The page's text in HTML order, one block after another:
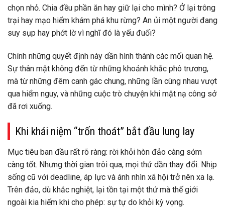
chọn nhỏ. Chia đều phần ăn hay giữ lại cho mình? Ở lại trông
trại hay mạo hiểm khám phá khu rừng? An ủi một người đang
suy sụp hay phớt lờ vì nghĩ đó là yếu đuối?
Chính những quyết định này dần hình thành các mối quan hệ.
Sự thân mật không đến từ những khoảnh khắc phô trương,
mà từ những đêm canh gác chung, những lần cùng nhau vượt
qua hiểm nguy, và những cuộc trò chuyện khi mặt nạ công sở
đã rơi xuống.
Khi khái niệm “trốn thoát” bắt đầu lung lay
Mục tiêu ban đầu rất rõ ràng: rời khỏi hòn đảo càng sớm
càng tốt. Nhưng thời gian trôi qua, mọi thứ dần thay đổi. Nhịp
sống cũ với deadline, áp lực và ánh nhìn xã hội trở nên xa lạ.
Trên đảo, dù khắc nghiệt, lại tồn tại một thứ mà thế giới
ngoài kia hiếm khi cho phép: sự tự do khỏi kỳ vọng.